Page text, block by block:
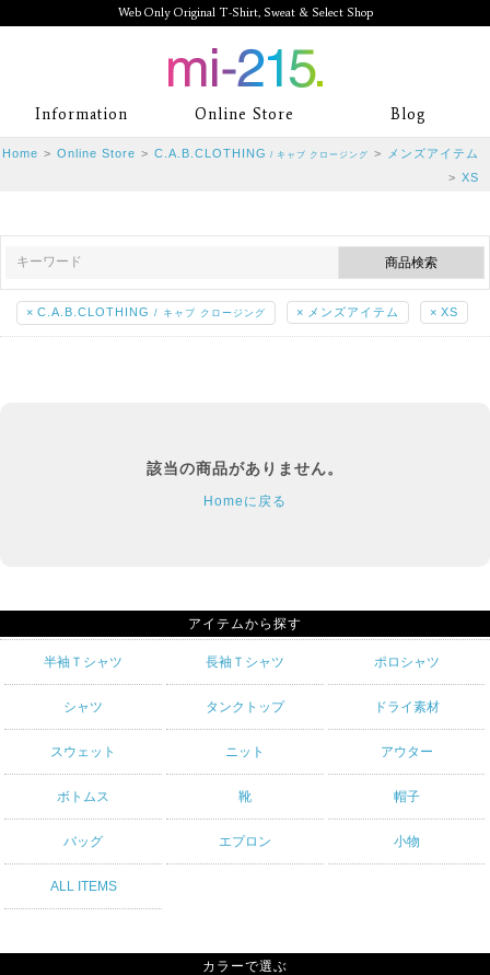
Web Only Original T-Shirt, Sweat & Select Shop
mi-215. Web Only Original T-Shirt,
Sweat & Select Shop mi-215. Tシャ
ツを中心としたカジュアルスタイルブ
Information Online Store Blog
Home > Online Store > C.A.B.CLOTHING / キャブ クロージング >
メンズアイテム
> XS
× C.A.B.CLOTHING / キャブ クロージング × メンズアイテム × XS
該当の商品がありません。
Homeに戻る
アイテムから探す
半袖Ｔシャツ 長袖Ｔシャツ ポロシャツ
シャツ タンクトップ ドライ素材
スウェット ニット アウター
ボトムス 靴 帽子
バッグ エプロン 小物
ALL ITEMS
カラーで選ぶ